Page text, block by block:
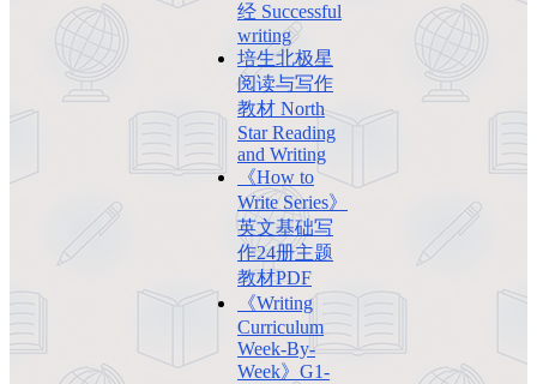
经 Successful
writing
培生北极星
阅读与写作
教材 North
Star Reading
and Writing
《How to
Write Series》
英文基础写
作24册主题
教材PDF
《Writing
Curriculum
Week-By-
Week》G1-